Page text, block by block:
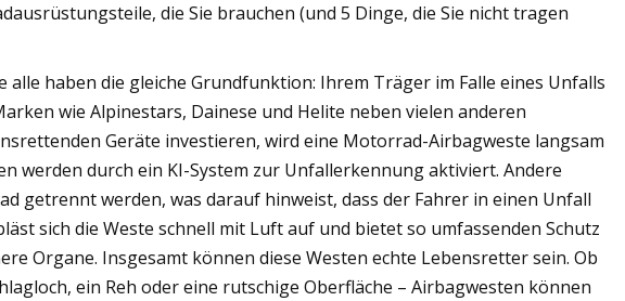
die Sie brauchen (und 5 Dinge, die Sie nicht tragen
alle haben die gleiche Grundfunktion: Ihrem Träger im Falle eines Unfalls
wie Alpinestars, Dainese und Helite neben vielen anderen
Geräte investieren, wird eine Motorrad-Airbagweste langsam
werden durch ein KI-System zur Unfallerkennung aktiviert. Andere
getrennt werden, was darauf hinweist, dass der Fahrer in einen Unfall
sich die Weste schnell mit Luft auf und bietet so umfassenden Schutz
Organe. Insgesamt können diese Westen echte Lebensretter sein. Ob
ein Reh oder eine rutschige Oberfläche – Airbagwesten können